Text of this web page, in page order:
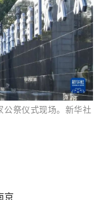
公祭仪式现场。新华社
京